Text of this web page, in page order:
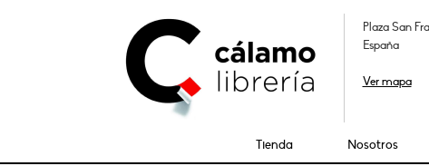
Plaza San
España
Ver mapa
Tienda Nosotros